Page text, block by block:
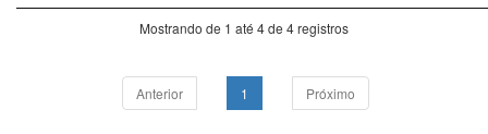
Mostrando de 1 até 4 de 4 registros
Anterior 1 Próximo